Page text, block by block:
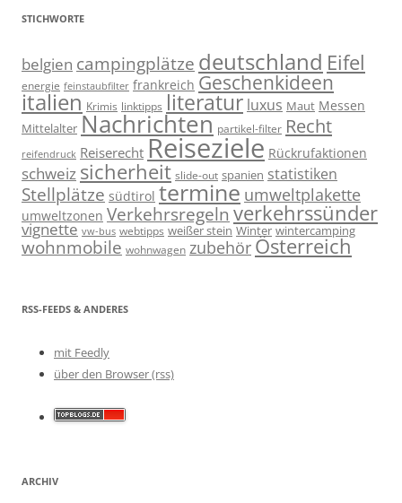
STICHWORTE
belgien campingplätze deutschland Eifel
energie feinstaubfilter frankreich Geschenkideen
italien Krimis linktipps literatur luxus Maut Messen
Mittelalter Nachrichten partikel-filter Recht
reifendruck Reiserecht Reiseziele Rückrufaktionen
schweiz sicherheit slide-out spanien statistiken
Stellplätze südtirol termine umweltplakette
umweltzonen Verkehrsregeln verkehrssünder
vignette vw-bus webtipps weißer stein Winter wintercamping
wohnmobile wohnwagen zubehör Österreich
RSS-FEEDS & ANDERES
mit Feedly
über den Browser (rss)
ARCHIV